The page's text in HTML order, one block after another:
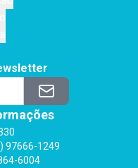
97666-1249
6004